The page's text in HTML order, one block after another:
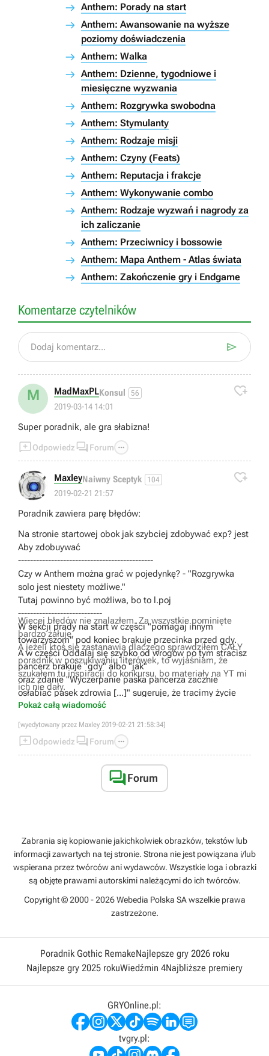
Anthem: Porady na start
Anthem: Awansowanie na wyższe
poziomy doświadczenia
Anthem: Walka
Anthem: Dzienne, tygodniowe i
miesięczne wyzwania
Anthem: Rozgrywka swobodna
Anthem: Stymulanty
Anthem: Rodzaje misji
Anthem: Czyny (Feats)
Anthem: Reputacja i frakcje
Anthem: Wykonywanie combo
Anthem: Rodzaje wyzwań i nagrody za
ich zaliczanie
Anthem: Przeciwnicy i bossowie
Anthem: Mapa Anthem - Atlas świata
Anthem: Zakończenie gry i Endgame
Komentarze czytelników
Dodaj komentarz... 
M MadMaxPLKonsul 56
2019-03-14 14:01

Super poradnik, ale gra słabizna!
Odpowiedz  Forum 
MaxleyNaiwny Sceptyk 104
2019-02-21 21:57

Poradnik zawiera parę błędów:
Na stronie startowej obok jak szybciej zdobywać exp? jest
Aby zdobuywać
---------------------------------------------
Czy w Anthem można grać w pojedynkę? - "Rozgrywka
solo jest niestety możliwe."
Tutaj powinno być możliwa, bo to l.poj
----------------------------
W sekcji prady na start w części "pomagaj innym
towarzyszom" pod koniec brakuje przecinka przed gdy.
A w części Oddalaj się szybko od wrogów po tym stracisz
pancerz brakuje "gdy" albo "jak"
oraz zdanie "Wyczerpanie paska pancerza zacznie
osłabiać pasek zdrowia [...]" sugeruje, że tracimy życie
właśnie przez brak pancerza, a przecież brak pancerza
jedynie naraża na ubytki w zdrowiu.
-------------------------------------------------------
W części "Nie zapominaj o podnoszeniu odnajdywanego
przeciwnika albo gdy odnajdziesz i otworzysz[...]" brakuje
-------------------------------------------------------
w sekcji Awansowanie na wyższy poziom zdanie "W
Anthem główny bohater obecny jest pełnoprawny system
rozwoju postaci." chyba nie potrzebnie zawiera frazę
-------------------------------------------------------
w części poziom 10 przed "to" brakuje przecinka
stymulanty?" pod koniec zdania "Shield Sigil - Zwiększa
on o 10% wytrzymałość tarczy oraz przyśpiesza o 10% jaj
regenerację." powinno być słowo jej zamiast jaj.
w sekcji Combo w części "Jakie znaczenie mają ataki
combo?" zdanie "Jest to bardzo przydatne zawsze wtedy
prowadzisz walki z większymi grupami przeciwników." nie
zawiera zaimka gdy. Proszę pamiętać również o przecinku.
Więcej błędów nie znalazłem. Za wszystkie pominięte
bardzo żałuje.
A jeżeli ktoś się zastanawia dlaczego sprawdziłem CAŁY
poradnik w poszukiwaniu literówek, to wyjaśniam, że
szukałem tu inspiracji do konkursu, bo materiały na YT mi
ich nie dały.
Pokaż całą wiadomość
[wyedytowany przez Maxley 2019-02-21 21:58:34]
Odpowiedz  Forum 
Forum
Zabrania się kopiowanie jakichkolwiek obrazków, tekstów lub
informacji zawartych na tej stronie. Strona nie jest powiązana i/lub
wspierana przez twórców ani wydawców. Wszystkie loga i obrazki
są objęte prawami autorskimi należącymi do ich twórców.
Copyright © 2000 - 2026 Webedia Polska SA wszelkie prawa
zastrzeżone.
Poradnik Gothic RemakeNajlepsze gry 2026 roku
Najlepsze gry 2025 rokuWiedźmin 4Najbliższe premiery
GRYOnline.pl:
tvgry.pl: